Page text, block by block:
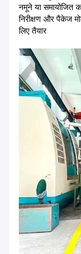
नमूने या समायोजित
निरीक्षण और पैकेज
लिए तैयार